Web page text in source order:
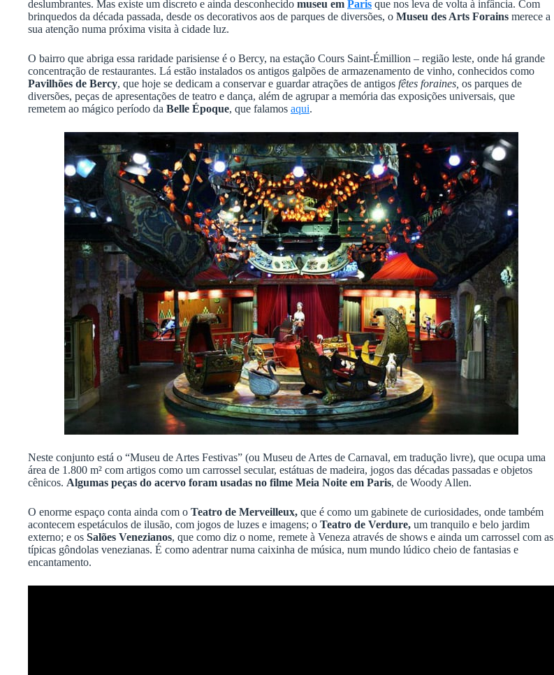
deslumbrantes. Mas existe um discreto e ainda desconhecido museu em Paris que nos leva de volta à infância. Com
brinquedos da década passada, desde os decorativos aos de parques de diversões, o Museu des Arts Forains merece a
sua atenção numa próxima visita à cidade luz.
O bairro que abriga essa raridade parisiense é o Bercy, na estação Cours Saint-Émillion – região leste, onde há grande
concentração de restaurantes. Lá estão instalados os antigos galpões de armazenamento de vinho, conhecidos como
Pavilhões de Bercy, que hoje se dedicam a conservar e guardar atrações de antigos fêtes foraines, os parques de
diversões, peças de apresentações de teatro e dança, além de agrupar a memória das exposições universais, que
remetem ao mágico período da Belle Époque, que falamos aqui.
Neste conjunto está o “Museu de Artes Festivas” (ou Museu de Artes de Carnaval, em tradução livre), que ocupa uma
área de 1.800 m² com artigos como um carrossel secular, estátuas de madeira, jogos das décadas passadas e objetos
cênicos. Algumas peças do acervo foram usadas no filme Meia Noite em Paris, de Woody Allen.
O enorme espaço conta ainda com o Teatro de Merveilleux, que é como um gabinete de curiosidades, onde também
acontecem espetáculos de ilusão, com jogos de luzes e imagens; o Teatro de Verdure, um tranquilo e belo jardim
externo; e os Salões Venezianos, que como diz o nome, remete à Veneza através de shows e ainda um carrossel com as
típicas gôndolas venezianas. É como adentrar numa caixinha de música, num mundo lúdico cheio de fantasias e
encantamento.